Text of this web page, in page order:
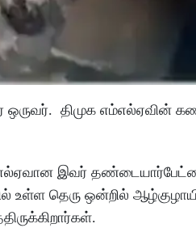
ஒருவர். திமுக எம்எல்ஏவின்
இவர்
உள்ள தெரு ஒன்றில்